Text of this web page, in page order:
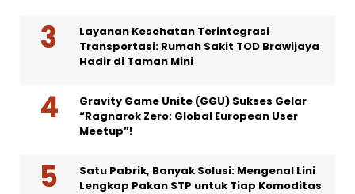
Layanan Kesehatan Terintegrasi
Transportasi: Rumah Sakit TOD Brawijaya
Hadir di Taman Mini
Gravity Game Unite (GGU) Sukses Gelar
“Ragnarok Zero: Global European User
Meetup”!
Satu Pabrik, Banyak Solusi: Mengenal Lini
Lengkap Pakan STP untuk Tiap Komoditas